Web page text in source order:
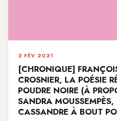
2 FÉV 2021
[CHRONIQUE]
CROSNIER, LA POÉSIE
POUDRE NOIRE (À
SANDRA MOUSSEMPÈS,
CASSANDRE À BOUT